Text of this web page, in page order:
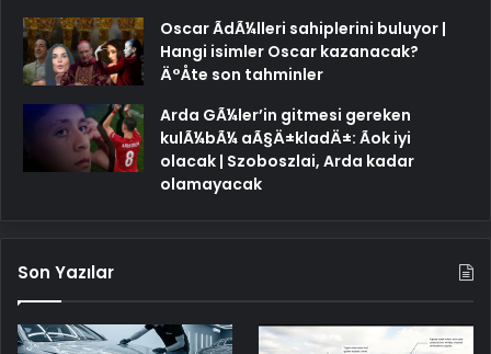
Oscar ÃdÃ¼lleri sahiplerini buluyor |
Hangi isimler Oscar kazanacak?
Ä°Åte son tahminler
Arda GÃ¼ler’in gitmesi gereken
kulÃ¼bÃ¼ aÃ§Ä±kladÄ±: Ãok iyi
olacak | Szoboszlai, Arda kadar
olamayacak
Son Yazılar